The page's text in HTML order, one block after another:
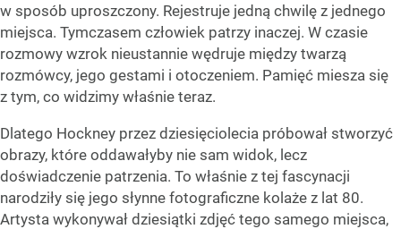
w sposób uproszczony. Rejestruje jedną chwilę z jednego
miejsca. Tymczasem człowiek patrzy inaczej. W czasie
rozmowy wzrok nieustannie wędruje między twarzą
rozmówcy, jego gestami i otoczeniem. Pamięć miesza się
z tym, co widzimy właśnie teraz.
Dlatego Hockney przez dziesięciolecia próbował stworzyć
obrazy, które oddawałyby nie sam widok, lecz
doświadczenie patrzenia. To właśnie z tej fascynacji
narodziły się jego słynne fotograficzne kolaże z lat 80.
Artysta wykonywał dziesiątki zdjęć tego samego miejsca,